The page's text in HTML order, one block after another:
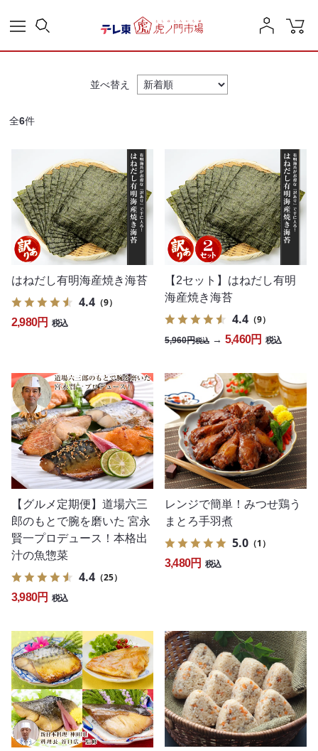
並べ替え
全6件
はねだし有明海産焼き海苔
4.4 （9）
2,980円 税込
【2セット】はねだし有明
海産焼き海苔
4.4 （9）
5,960円税込 → 5,460円 税込
【グルメ定期便】道場六三
郎のもとで腕を磨いた 宮永
賢一プロデュース！本格出
汁の魚惣菜
4.4 （25）
3,980円 税込
レンジで簡単！みつせ鶏う
まとろ手羽煮
5.0 （1）
3,480円 税込